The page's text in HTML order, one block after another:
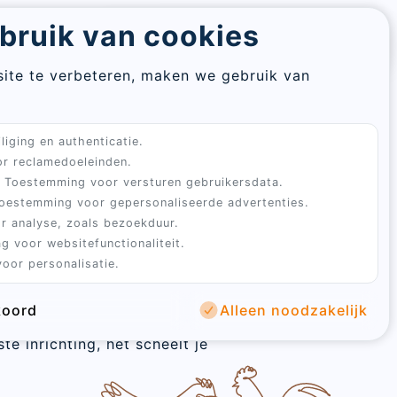
van cookies
te verbeteren, maken we gebruik van
en authenticatie.
reclamedoeleinden.
Toestemming voor versturen gebruikersdata.
voor gepersonaliseerde advertenties.
analyse, zoals bezoekduur.
voor websitefunctionaliteit.
personalisatie.
Alleen noodzakelijk
Aanmelden
in?
worden gestrest, te weinig
stappenplan creëer je
worden.
opeten, dat is waar
comfortabel voelen. Een
en alle voorzieningen die
Verwaarlozing daarentegen
inrichting, het scheelt je
Sluiten
Sign
in
Sluiten
te bevestigen.